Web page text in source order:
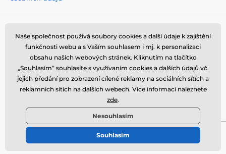
© 2026 tvrzenaskla.eu ⦁ E-shop vytvořila
Naše společnost používá soubory cookies a další údaje k zajištění
funkčnosti webu a s Vaším souhlasem i mj. k personalizaci
obsahu našich webových stránek. Kliknutím na tlačítko
„Souhlasím“ souhlasíte s využívaním cookies a dalších údajů vč.
jejich předání pro zobrazení cílené reklamy na sociálních sítích a
reklamních sítích na dalších webech. Více informací naleznete
zde.
Nesouhlasím
Souhlasím